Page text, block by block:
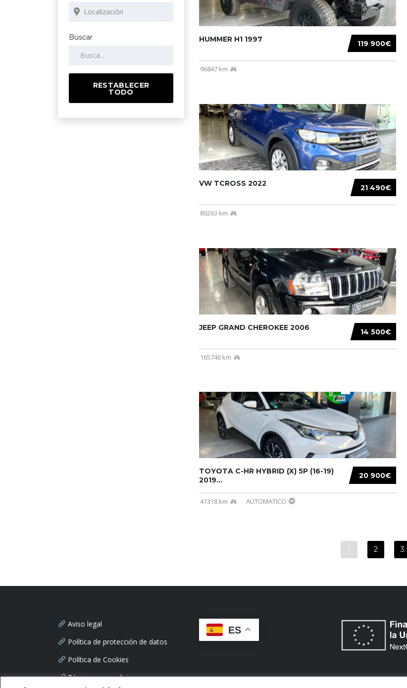
Buscar
RESTABLECER
TODO
119 900€
HUMMER H1 1997
96847 km
21 490€
VW TCROSS 2022
80263 km
14 500€
JEEP GRAND CHEROKEE 2006
165746 km
20 900€
TOYOTA C-HR HYBRID (X) 5P (16-19)
2019...
41318 km AUTOMATICO
1 2 3
Aviso legal
Política de protección de datos
Política de Cookies
Términos y condiciones
ES